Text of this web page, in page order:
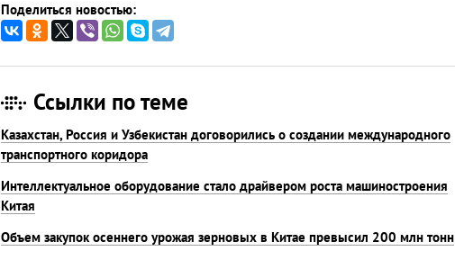
Поделиться новостью:
Ссылки по теме
Казахстан, Россия и Узбекистан договорились о создании международного
транспортного коридора
Интеллектуальное оборудование стало драйвером роста машиностроения
Китая
Объем закупок осеннего урожая зерновых в Китае превысил 200 млн тонн